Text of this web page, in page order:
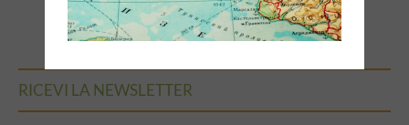
RICEVI LA NEWSLETTER